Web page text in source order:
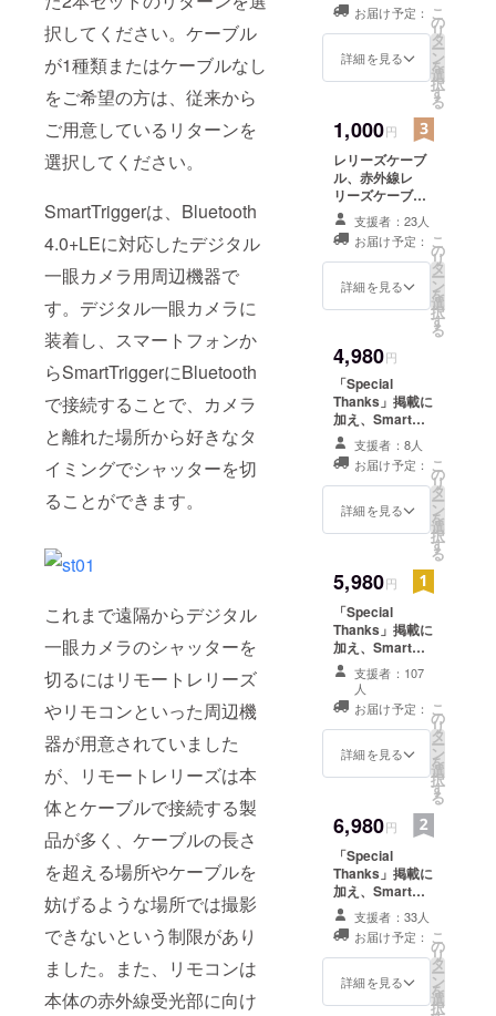
択してください。ケーブル
が1種類またはケーブルなし
をご希望の方は、従来から
ご用意しているリターンを
選択してください。
SmartTriggerは、Bluetooth
4.0+LEに対応したデジタル
一眼カメラ用周辺機器で
す。デジタル一眼カメラに
装着し、スマートフォンか
らSmartTriggerにBluetooth
で接続することで、カメラ
と離れた場所から好きなタ
イミングでシャッターを切
ることができます。
これまで遠隔からデジタル
一眼カメラのシャッターを
切るにはリモートレリーズ
やリモコンといった周辺機
器が用意されていました
が、リモートレリーズは本
体とケーブルで接続する製
品が多く、ケーブルの長さ
を超える場所やケーブルを
妨げるような場所では撮影
できないという制限があり
ました。また、リモコンは
本体の赤外線受光部に向け
Cerevo DASH
オフィシャルス
テッカーをセッ
お届け予定：
詳細を見る
こ
の
リ
タ
ー
ン
を
選
択
す
る
1,000円
レリーズケーブ
ル、赤外線レ
リーズケーブル
のどちらか1本を
お送りします
（ケーブルな
し、またはケー
ブル1本付属のリ
ンです）
支援者：23人
お届け予定：
詳細を見る
こ
の
リ
タ
ー
ン
を
選
択
す
る
4,980円
「Special
Thanks」掲載に
加え、Smart
Trigger本体と
Cerevo DASH
ステッカー2枚を
お送りします
（レリーズケー
があります）
支援者：8人
お届け予定：
詳細を見る
こ
の
リ
タ
ー
ン
を
選
択
す
る
5,980円
「Special
Thanks」掲載に
加え、Smart
Trigger1台とカ
メラ接続ケーブ
ル、Cerevo
DASHステッ
カー2枚をお送り
します（早期支
支援者：107
人
お届け予定：
詳細を見る
こ
の
リ
タ
ー
ン
を
選
択
す
る
6,980円
「Special
Thanks」掲載に
加え、Smart
Trigger1台とカ
メラ接続ケーブ
ル2本、Cerevo
DASHステッ
カー2枚をお送り
支援者：33人
お届け予定：
詳細を見る
こ
の
リ
タ
ー
ン
を
選
択